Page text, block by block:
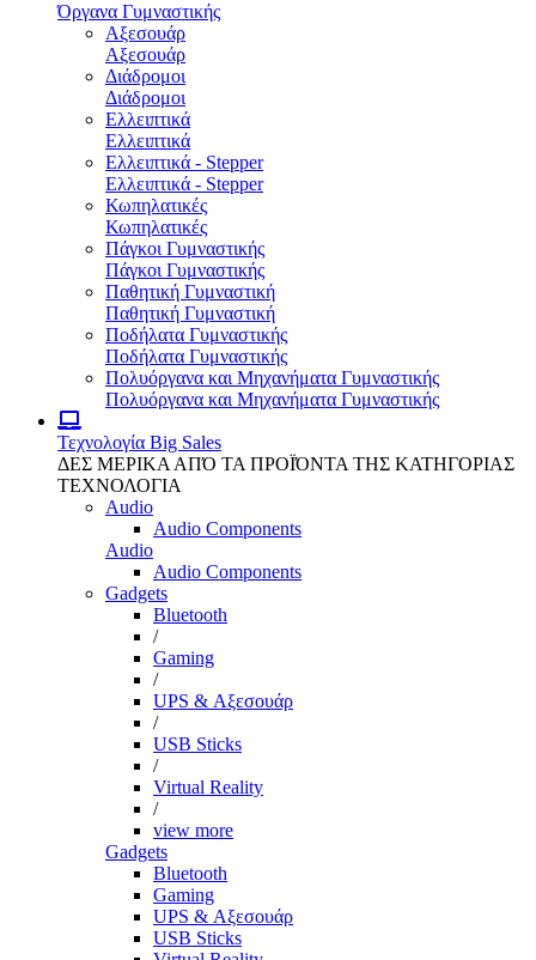
Όργανα Γυμναστικής
Αξεσουάρ
Αξεσουάρ
Διάδρομοι
Διάδρομοι
Ελλειπτικά
Ελλειπτικά
Ελλειπτικά - Stepper
Ελλειπτικά - Stepper
Κωπηλατικές
Κωπηλατικές
Πάγκοι Γυμναστικής
Πάγκοι Γυμναστικής
Παθητική Γυμναστική
Παθητική Γυμναστική
Ποδήλατα Γυμναστικής
Ποδήλατα Γυμναστικής
Πολυόργανα και Μηχανήματα Γυμναστικής
Πολυόργανα και Μηχανήματα Γυμναστικής
Τεχνολογία Big Sales
ΔΕΣ ΜΕΡΙΚΑ ΑΠΌ ΤΑ ΠΡΟΪΌΝΤΑ ΤΗΣ ΚΑΤΗΓΟΡΙΑΣ
ΤΕΧΝΟΛΟΓΙΑ
Audio
Audio Components
Audio
Audio Components
Gadgets
Bluetooth
/
Gaming
/
UPS & Αξεσουάρ
/
USB Sticks
/
Virtual Reality
/
view more
Gadgets
Bluetooth
Gaming
UPS & Αξεσουάρ
USB Sticks